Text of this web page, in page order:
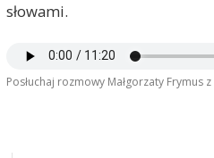
słowami.
Posłuchaj rozmowy Małgorzaty Frymus